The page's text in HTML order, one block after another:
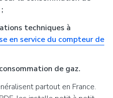
;
techniques à
en service du compteur de
de gaz.
partout en France.